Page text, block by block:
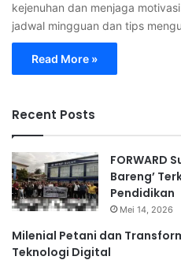
kejenuhan dan menjaga
jadwal mingguan dan tips
Read More »
Recent Posts
FORWARD
Bareng’
Pendidikan
Mei 14, 2026
Milenial Petani dan
Teknologi Digital